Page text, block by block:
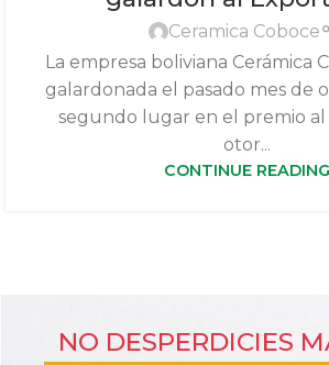
Ceramica Coboce
La empresa boliviana Cerámica
galardonada el pasado mes de
segundo lugar en el premio
otor...
CONTINUE READING
NO DESPERDICIES